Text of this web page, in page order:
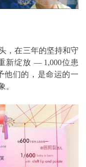
在三年的坚持和守
新绽放 — 1,000位患
他们的，是命运的一
。